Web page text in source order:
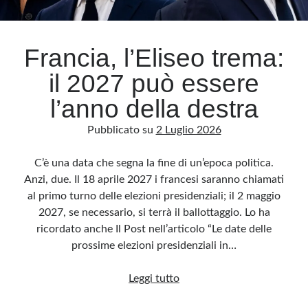
Archivio
Categorie
Questo blog non rappresenta una testata giornalistica, in quanto viene aggiornato
sensi della legge n· 62 del 7.03.2001. L’autore non è responsabile di quanto
pubblicato dai lettori nei commenti ai vari post. Saranno comunque cancellati quelli
ritenuti offensivi o lesivi dell’immagine o dell’onorabilità di terzi, di genere spam,
razzisti o che contengano dati personali non conformi al rispetto delle norme sulla
privacy. Alcune immagini inserite in questo blog sono tratte da Internet e, pertanto,
immediatamente rimosse. L’autore del blog non è responsabile dei siti collegati
Francia, l’Eliseo trema:
il 2027 può essere
l’anno della destra
Pubblicato su 2 Luglio 2026
C’è una data che segna la fine di un’epoca politica.
Anzi, due. Il 18 aprile 2027 i francesi saranno chiamati
al primo turno delle elezioni presidenziali; il 2 maggio
2027, se necessario, si terrà il ballottaggio. Lo ha
ricordato anche Il Post nell’articolo “Le date delle
prossime elezioni presidenziali in…
Leggi tuttoFrancia,